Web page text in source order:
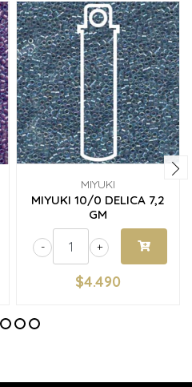
MIYUKI
MIYUKI 10/0 DELICA 7,2
GM
+
-
$4.490